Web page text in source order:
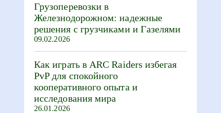
Грузоперевозки в
Железнодорожном: надежные
решения с грузчиками и Газелями
09.02.2026
Как играть в ARC Raiders избегая
PvP для спокойного
кооперативного опыта и
исследования мира
26.01.2026